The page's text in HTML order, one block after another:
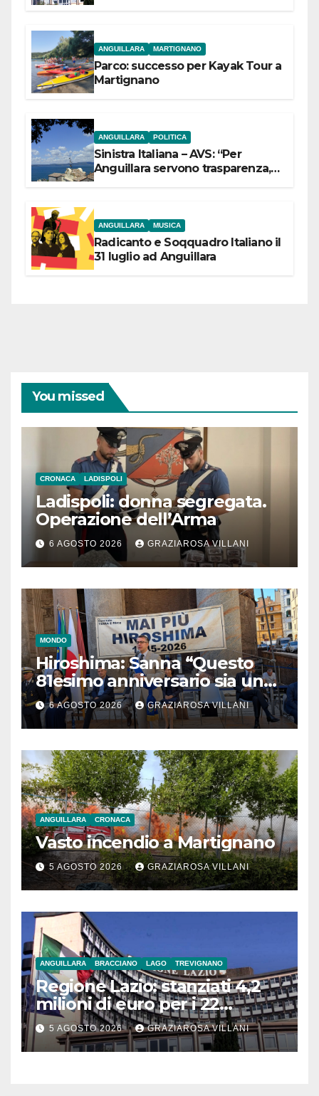
ANGUILLARA MARTIGNANO
Parco: successo per Kayak Tour a
Martignano
ANGUILLARA POLITICA
Sinistra Italiana – AVS: “Per
Anguillara servono trasparenza,
ANGUILLARA MUSICA
Radicanto e Soqquadro Italiano il
31 luglio ad Anguillara
You missed
CRONACA LADISPOLI
Ladispoli: donna segregata.
Operazione dell’Arma
6 AGOSTO 2026 GRAZIAROSA VILLANI
MONDO
Hiroshima: Sanna “Questo
81esimo anniversario sia un
monito per tutti”
6 AGOSTO 2026 GRAZIAROSA VILLANI
ANGUILLARA CRONACA
Vasto incendio a Martignano
5 AGOSTO 2026 GRAZIAROSA VILLANI
ANGUILLARA BRACCIANO LAGO TREVIGNANO
Regione Lazio: stanziati 4,2
milioni di euro per i 22
Comuni dell’Etruria
Meridionale
5 AGOSTO 2026 GRAZIAROSA VILLANI